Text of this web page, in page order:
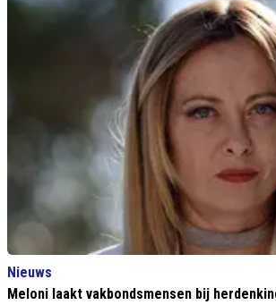
Nieuws
Meloni laakt vakbondsmensen bij